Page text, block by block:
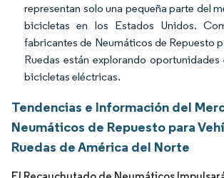
representan solo una pequeña parte del
bicicletas en los Estados Unidos.
fabricantes de Neumáticos de Repuesto
Ruedas están explorando
bicicletas eléctricas.
Tendencias e Información del
Neumáticos de Repuesto para
Ruedas de América del Norte